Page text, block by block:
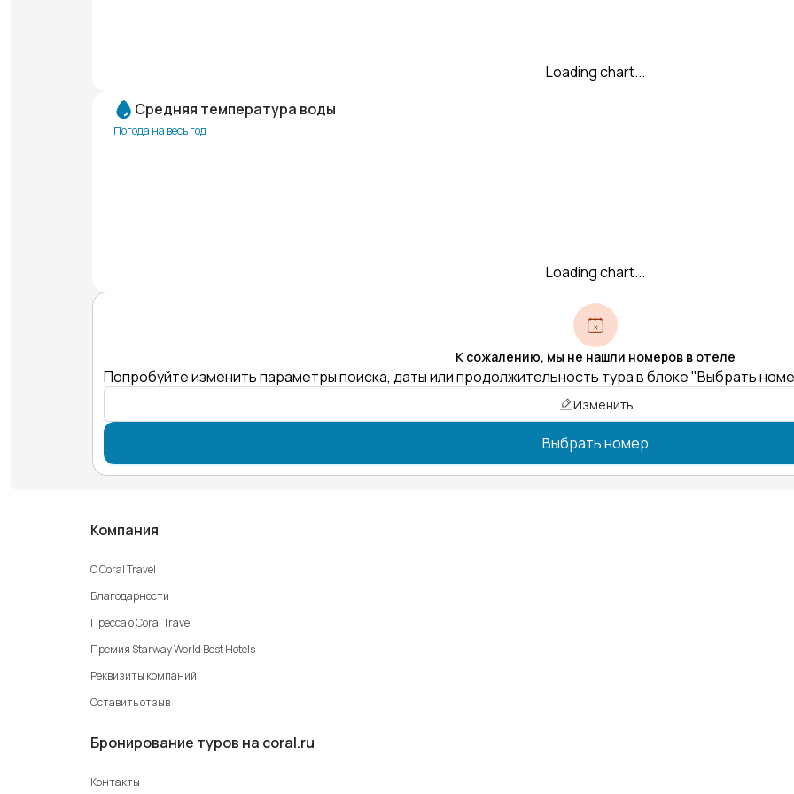
Loading chart...
Средняя температура воды
Погода на весь год
Loading chart...
К сожалению, мы не нашли номеров в отеле
Попробуйте изменить параметры поиска, даты или продолжительность тура в блоке "Выбрать
Изменить
Выбрать номер
Компания
О Coral Travel
Благодарности
Пресса о Coral Travel
Премия Starway World Best Hotels
Реквизиты компаний
Оставить отзыв
Бронирование туров на coral.ru
Контакты